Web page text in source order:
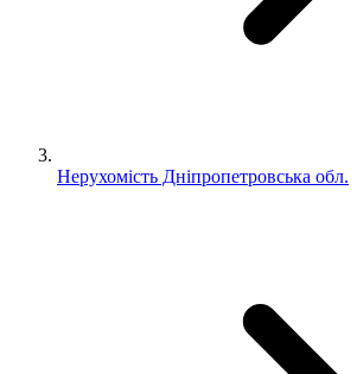
Нерухомість Дніпропетровська обл.